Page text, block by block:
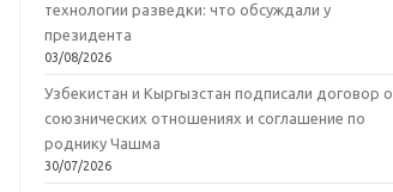
технологии разведки: что обсуждали у
президента
03/08/2026
Узбекистан и Кыргызстан подписали договор о
союзнических отношениях и соглашение по
роднику Чашма
30/07/2026